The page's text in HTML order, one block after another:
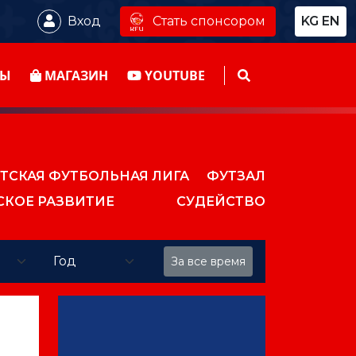
Вход Стать спонсором KG EN
МАГАЗИН YOUTUBE
ФУТБОЛЬНАЯ ЛИГА
ФУТЗАЛ
РАЗВИТИЕ
СУДЕЙСТВО
За все время